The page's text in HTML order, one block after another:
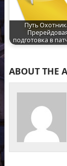
Путь
подготовка в
ABOUT THE